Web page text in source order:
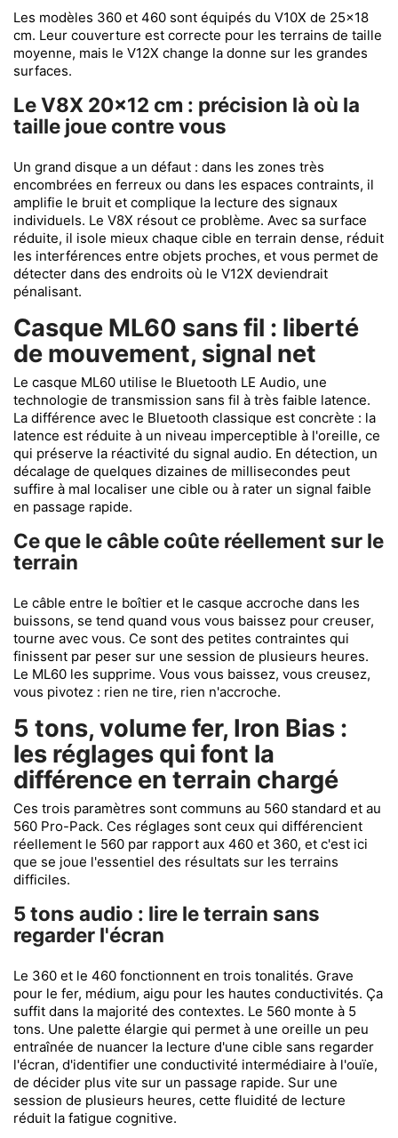
Les modèles 360 et 460 sont équipés du V10X de 25x18
cm. Leur couverture est correcte pour les terrains de taille
moyenne, mais le V12X change la donne sur les grandes
surfaces.
Le V8X 20x12 cm : précision là où la
taille joue contre vous
Un grand disque a un défaut : dans les zones très
encombrées en ferreux ou dans les espaces contraints, il
amplifie le bruit et complique la lecture des signaux
individuels. Le V8X résout ce problème. Avec sa surface
réduite, il isole mieux chaque cible en terrain dense, réduit
les interférences entre objets proches, et vous permet de
détecter dans des endroits où le V12X deviendrait
pénalisant.
Casque ML60 sans fil : liberté
de mouvement, signal net
Le casque ML60 utilise le Bluetooth LE Audio, une
technologie de transmission sans fil à très faible latence.
La différence avec le Bluetooth classique est concrète : la
latence est réduite à un niveau imperceptible à l'oreille, ce
qui préserve la réactivité du signal audio. En détection, un
décalage de quelques dizaines de millisecondes peut
suffire à mal localiser une cible ou à rater un signal faible
en passage rapide.
Ce que le câble coûte réellement sur le
terrain
Le câble entre le boîtier et le casque accroche dans les
buissons, se tend quand vous vous baissez pour creuser,
tourne avec vous. Ce sont des petites contraintes qui
finissent par peser sur une session de plusieurs heures.
Le ML60 les supprime. Vous vous baissez, vous creusez,
vous pivotez : rien ne tire, rien n'accroche.
5 tons, volume fer, Iron Bias :
les réglages qui font la
différence en terrain chargé
Ces trois paramètres sont communs au 560 standard et au
560 Pro-Pack. Ces réglages sont ceux qui différencient
réellement le 560 par rapport aux 460 et 360, et c'est ici
que se joue l'essentiel des résultats sur les terrains
difficiles.
5 tons audio : lire le terrain sans
regarder l'écran
Le 360 et le 460 fonctionnent en trois tonalités. Grave
pour le fer, médium, aigu pour les hautes conductivités. Ça
suffit dans la majorité des contextes. Le 560 monte à 5
tons. Une palette élargie qui permet à une oreille un peu
entraînée de nuancer la lecture d'une cible sans regarder
l'écran, d'identifier une conductivité intermédiaire à l'ouïe,
de décider plus vite sur un passage rapide. Sur une
session de plusieurs heures, cette fluidité de lecture
réduit la fatigue cognitive.